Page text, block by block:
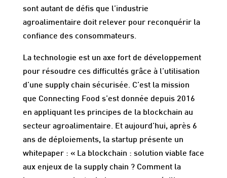
sont autant de défis que l’industrie
agroalimentaire doit relever pour reconquérir la
confiance des consommateurs.
La technologie est un axe fort de développement
pour résoudre ces difficultés grâce à l’utilisation
d’une supply chain sécurisée. C’est la mission
que Connecting Food s’est donnée depuis 2016
en appliquant les principes de la blockchain au
secteur agroalimentaire. Et aujourd’hui, après 6
ans de déploiements, la startup présente un
whitepaper : « La blockchain : solution viable face
aux enjeux de la supply chain ? Comment la